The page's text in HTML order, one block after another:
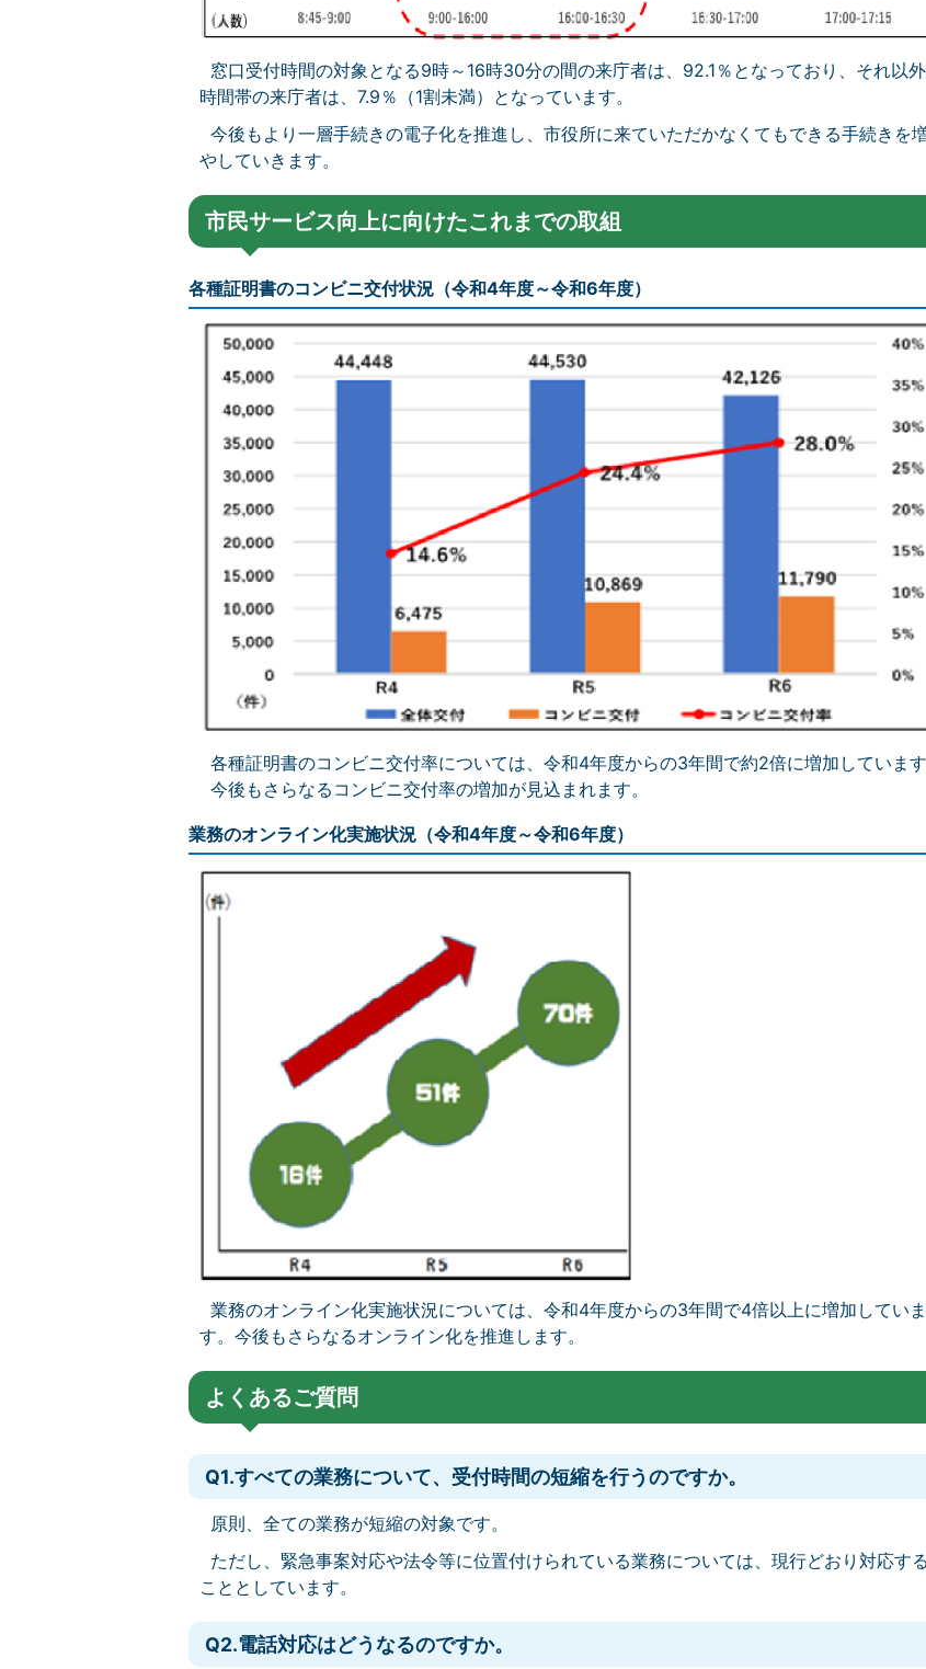
窓口受付時間の対象となる9時～16時30分の間の来庁者は、92.1％となっており、それ以
時間帯の来庁者は、7.9％（1割未満）となっています。
今後もより一層手続きの電子化を推進し、市役所に来ていただかなくてもできる手続きを
やしていきます。
市民サービス向上に向けたこれまでの取組
各種証明書のコンビニ交付状況（令和4年度～令和6年度）
各種証明書のコンビニ交付率については、令和4年度からの3年間で約2倍に増加しています
今後もさらなるコンビニ交付率の増加が見込まれます。
業務のオンライン化実施状況（令和4年度～令和6年度）
業務のオンライン化実施状況については、令和4年度からの3年間で4倍以上に増加していま
す。今後もさらなるオンライン化を推進します。
よくあるご質問
Q1.すべての業務について、受付時間の短縮を行うのですか。
原則、全ての業務が短縮の対象です。
ただし、緊急事案対応や法令等に位置付けられている業務については、現行どおり対応する
こととしています。
Q2.電話対応はどうなるのですか。